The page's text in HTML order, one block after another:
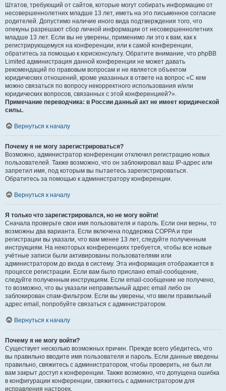
Штатов, требующий от сайтов, которые могут собирать информацию от
несовершеннолетних младше 13 лет, иметь на это письменное согласие
родителей. Допустимо наличие иного вида подтверждения того, что
опекуны разрешают сбор личной информации от несовершеннолетних
младше 13 лет. Если вы не уверены, применимо ли это к вам, как к
регистрирующемуся на конференции, или к самой конференции,
обратитесь за помощью к юрисконсульту. Обратите внимание, что phpBB
Limited администрация данной конференции не может давать
рекомендаций по правовым вопросам и не является объектом
юридических отношений, кроме указанных в ответе на вопрос «С кем
можно связаться по вопросу некорректного использования и/или
юридических вопросов, связанных с этой конференцией?».
Примечание переводчика: в России данный акт не имеет юридической
силы..
Вернуться к началу
Почему я не могу зарегистрироваться?
Возможно, администратор конференции отключил регистрацию новых
пользователей. Также возможно, что он заблокировал ваш IP-адрес или
запретил имя, под которым вы пытаетесь зарегистрироваться.
Обратитесь за помощью к администратору конференции.
Вернуться к началу
Я только что зарегистрировался, но не могу войти!
Сначала проверьте свои имя пользователя и пароль. Если они верны, то
возможны два варианта. Если включена поддержка COPPA и при
регистрации вы указали, что вам менее 13 лет, следуйте полученным
инструкциям. На некоторых конференциях требуется, чтобы все новые
учётные записи были активированы пользователями или
администратором до входа в систему. Эта информация отображается в
процессе регистрации. Если вам было прислано email-сообщение,
следуйте полученным инструкциям. Если email-сообщение не получено,
то возможно, что вы указали неправильный адрес email либо он
заблокирован спам-фильтром. Если вы уверены, что ввели правильный
адрес email, попробуйте связаться с администратором.
Вернуться к началу
Почему я не могу войти?
Существует несколько возможных причин. Прежде всего убедитесь, что
вы правильно вводите имя пользователя и пароль. Если данные введены
правильно, свяжитесь с администратором, чтобы проверить, не был ли
вам закрыт доступ к конференции. Также возможно, что допущена ошибка
в конфигурации конференции, свяжитесь с администратором для
исправления настроек.